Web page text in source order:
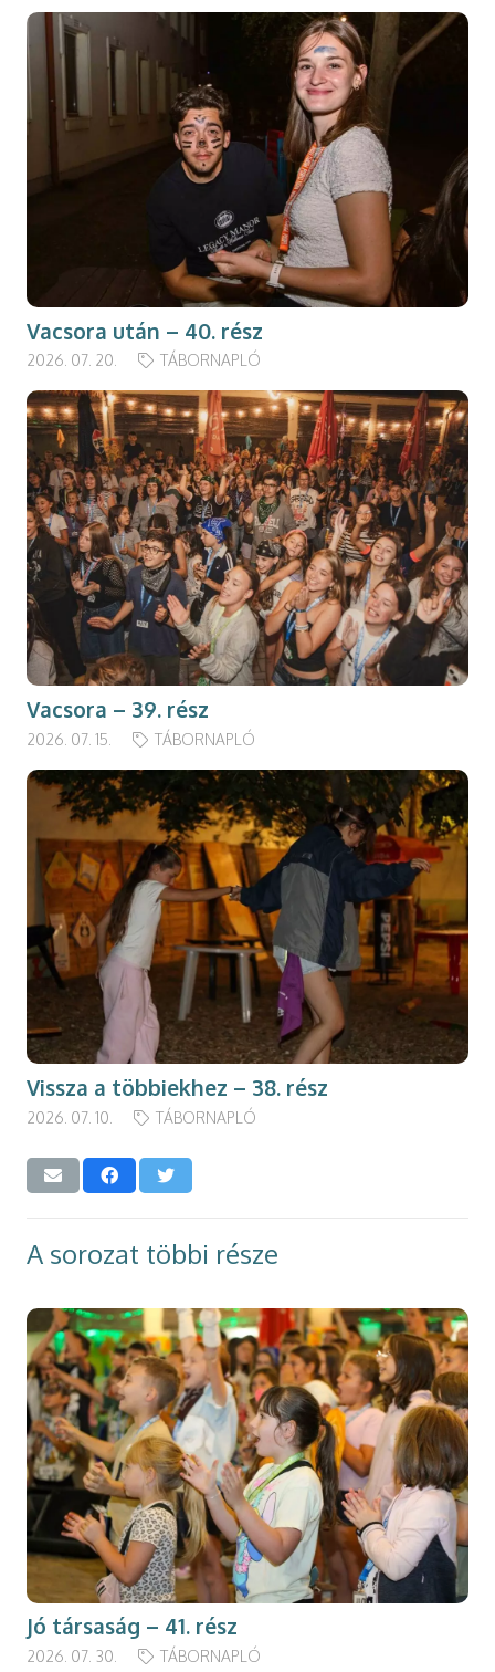
Vacsora után – 40. rész
2026. 07. 20. TÁBORNAPLÓ
Vacsora – 39. rész
2026. 07. 15. TÁBORNAPLÓ
Vissza a többiekhez – 38. rész
2026. 07. 10. TÁBORNAPLÓ
A sorozat többi része
Jó társaság – 41. rész
2026. 07. 30. TÁBORNAPLÓ